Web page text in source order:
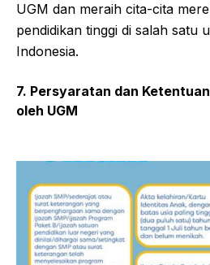
UGM dan meraih cita-cita
pendidikan tinggi di salah satu
Indonesia.
7. Persyaratan dan
oleh UGM